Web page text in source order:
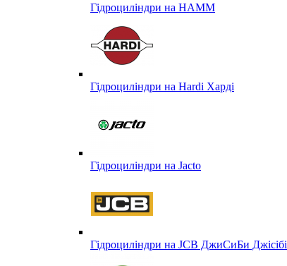
Гідроциліндри на HAMM
Гідроциліндри на Hardi Харді
Гідроциліндри на Jacto
Гідроциліндри на JCB ДжиСиБи Джісібі